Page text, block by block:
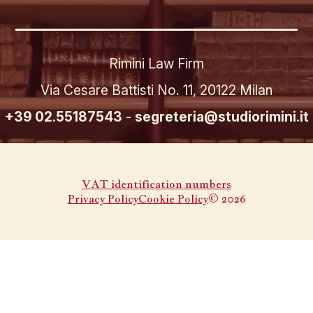
Rimini Law Firm
Via Cesare Battisti No. 11, 20122 Milan
+39 02.55187543 - segreteria@studiorimini.it
VAT identification numbers
Privacy PolicyCookie Policy© 2026